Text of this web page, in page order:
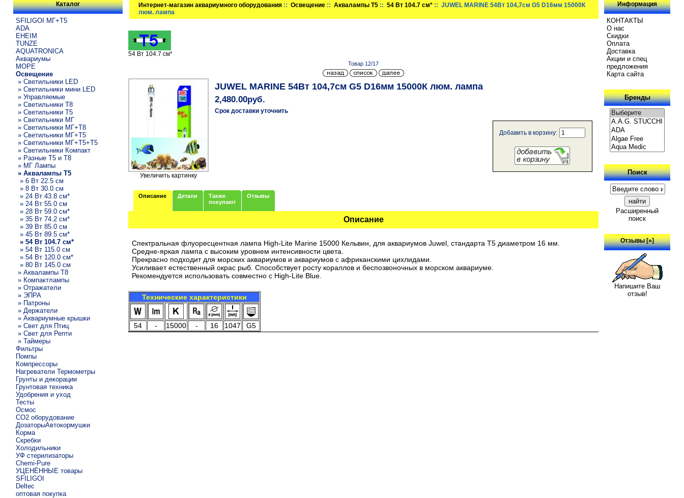
Каталог
SFILIGOI МГ+Т5
ADA
EHEIM
TUNZE
AQUATRONICA
Аквариумы
МОРЕ
Освещение
» Светильники LED
» Светильники мини LED
» Управляемые
» Светильники T8
» Светильники T5
» Светильники МГ
» Светильники МГ+T8
» Светильники МГ+T5
» Светильники МГ+T5+T5
» Светильники Компакт
» Разные T5 и T8
» МГ Лампы
» Аквалампы T5
» 6 Вт 22.5 см
» 8 Вт 30.0 см
» 24 Вт 43.8 см*
» 24 Вт 55.0 см
» 28 Вт 59.0 см*
» 35 Вт 74.2 см*
» 39 Вт 85.0 см
» 45 Вт 89.5 см*
» 54 Вт 104.7 см*
» 54 Вт 115.0 см
» 54 Вт 120.0 см*
» 80 Вт 145.0 см
» Аквалампы T8
» Компактлампы
» Отражатели
» ЭПРА
» Патроны
» Держатели
» Аквариумные крышки
» Свет для Птиц
» Свет для Репти
» Таймеры
Фильтры
Помпы
Компрессоры
Нагреватели Термометры
Грунты и декорации
Грунтовая техника
Удобрения и уход
Тесты
Осмос
CO2 оборудование
ДозаторыАвтокормушки
Корма
Скребки
Холодильники
УФ стерилизаторы
Chemi-Pure
УЦЕНЁННЫЕ товары
SFILIGOI
Deltec
оптовая покупка
Интернет-магазин аквариумного оборудования ::Освещение ::Аквалампы T5 ::54 Вт 104.7 см* :: JUWEL MARINE 54Вт 104,7см G5 D16мм 15000К
люм. лампа
54 Вт 104.7 см*
Товар 12/17
Увеличить картинку
JUWEL MARINE 54Вт 104,7см G5 D16мм 15000К люм. лампа
2,480.00руб.
Срок доставки уточнить
Добавить в корзину:
Описание Детали
Также
покупают
Отзывы
Описание
Спектральная флуоресцентная лампа High-Lite Marine 15000 Кельвин, для аквариумов Juwel, стандарта Т5 диаметром 16 мм.
Средне-яркая лампа с высоким уровнем интенсивности цвета.
Прекрасно подходит для морских аквариумов и аквариумов с африканскими цихлидами.
Усиливает естественный окрас рыб. Способствует росту кораллов и беспозвоночных в морском аквариуме.
Рекомендуется использовать совместно с High-Lite Blue.
Технические характеристики
54 - 15000 - 16 1047 G5
Информация
КОНТАКТЫ
О нас
Скидки
Oплатa
Доставка
Акции и спец
предложения
Карта сайта
Бренды
Поиск
Расширенный
поиск
Отзывы [»]
Напишите Ваш
отзыв!